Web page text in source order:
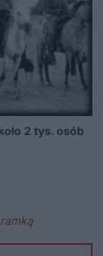
2 tys. osób